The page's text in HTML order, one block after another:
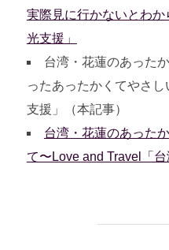
実際見に行かないとわ
光支援」
台湾・花蓮のあった
ったあったかくてやさ
支援」（本記事）
台湾・花蓮のあった
て〜Love and Travel「台